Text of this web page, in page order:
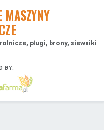
MASZYNY
pługi, brony, siewniki
BY: